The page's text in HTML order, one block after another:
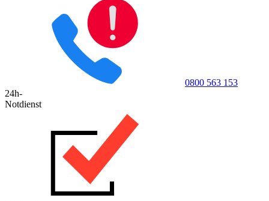
0800 563 153
24h-
Notdienst